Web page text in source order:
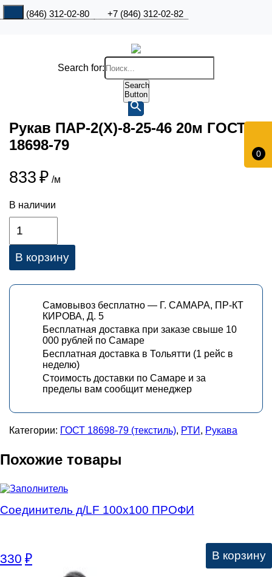
+7 (846) 312-02-80 +7 (846) 312-02-82
0
Search for:
Search
Button
Рукав ПАР-2(Х)-8-25-46 20м ГОСТ
18698-79
833 ₽ /м
В наличии
В корзину
Самовывоз бесплатно — Г. САМАРА, ПР-КТ
КИРОВА, Д. 5
Бесплатная доставка при заказе свыше 10
000 рублей по Самаре
Бесплатная доставка в Тольятти (1 рейс в
неделю)
Стоимость доставки по Самаре и за
пределы вам сообщит менеджер
Категории: ГОСТ 18698-79 (текстиль), РТИ , Рукава
Похожие товары
Соединитель д/LF 100х100 ПРОФИ
330 ₽ В корзину